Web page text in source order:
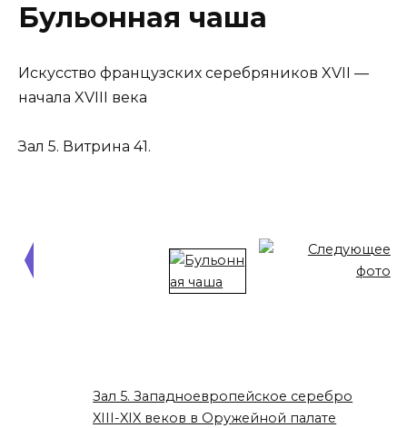
Бульонная чаша
Искусство французских серебряников XVII —
начала XVIII века
Зал 5. Витрина 41.
Зал 5. Западноевропейское серебро
XIII-XIX веков в Оружейной палате